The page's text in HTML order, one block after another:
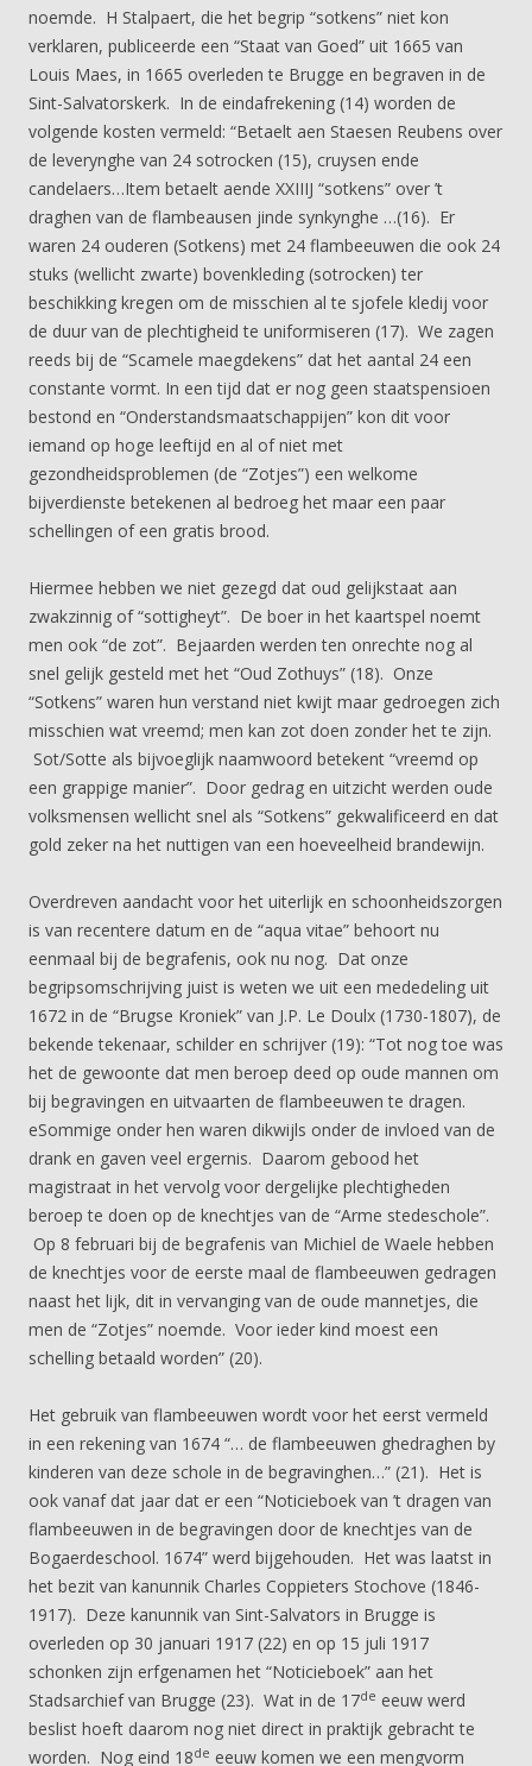
noemde. H Stalpaert, die het begrip “sotkens” niet kon
verklaren, publiceerde een “Staat van Goed” uit 1665 van
Louis Maes, in 1665 overleden te Brugge en begraven in de
Sint-Salvatorskerk. In de eindafrekening (14) worden de
volgende kosten vermeld: “Betaelt aen Staesen Reubens over
de leverynghe van 24 sotrocken (15), cruysen ende
candelaers…Item betaelt aende XXIIIJ “sotkens” over ’t
draghen van de flambeausen jinde synkynghe …(16). Er
waren 24 ouderen (Sotkens) met 24 flambeeuwen die ook 24
stuks (wellicht zwarte) bovenkleding (sotrocken) ter
beschikking kregen om de misschien al te sjofele kledij voor
de duur van de plechtigheid te uniformiseren (17). We zagen
reeds bij de “Scamele maegdekens” dat het aantal 24 een
constante vormt. In een tijd dat er nog geen staatspensioen
bestond en “Onderstandsmaatschappijen” kon dit voor
iemand op hoge leeftijd en al of niet met
gezondheidsproblemen (de “Zotjes”) een welkome
bijverdienste betekenen al bedroeg het maar een paar
schellingen of een gratis brood.
Hiermee hebben we niet gezegd dat oud gelijkstaat aan
zwakzinnig of “sottigheyt”. De boer in het kaartspel noemt
men ook “de zot”. Bejaarden werden ten onrechte nog al
snel gelijk gesteld met het “Oud Zothuys” (18). Onze
“Sotkens” waren hun verstand niet kwijt maar gedroegen zich
misschien wat vreemd; men kan zot doen zonder het te zijn.
Sot/Sotte als bijvoeglijk naamwoord betekent “vreemd op
een grappige manier”. Door gedrag en uitzicht werden oude
volksmensen wellicht snel als “Sotkens” gekwalificeerd en dat
gold zeker na het nuttigen van een hoeveelheid brandewijn.
Overdreven aandacht voor het uiterlijk en schoonheidszorgen
is van recentere datum en de “aqua vitae” behoort nu
eenmaal bij de begrafenis, ook nu nog. Dat onze
begripsomschrijving juist is weten we uit een mededeling uit
1672 in de “Brugse Kroniek” van J.P. Le Doulx (1730-1807), de
bekende tekenaar, schilder en schrijver (19): “Tot nog toe was
het de gewoonte dat men beroep deed op oude mannen om
bij begravingen en uitvaarten de flambeeuwen te dragen.
eSommige onder hen waren dikwijls onder de invloed van de
drank en gaven veel ergernis. Daarom gebood het
magistraat in het vervolg voor dergelijke plechtigheden
beroep te doen op de knechtjes van de “Arme stedeschole”.
Op 8 februari bij de begrafenis van Michiel de Waele hebben
de knechtjes voor de eerste maal de flambeeuwen gedragen
naast het lijk, dit in vervanging van de oude mannetjes, die
men de “Zotjes” noemde. Voor ieder kind moest een
schelling betaald worden” (20).
Het gebruik van flambeeuwen wordt voor het eerst vermeld
in een rekening van 1674 “… de flambeeuwen ghedraghen by
kinderen van deze schole in de begravinghen…” (21). Het is
ook vanaf dat jaar dat er een “Noticieboek van ’t dragen van
flambeeuwen in de begravingen door de knechtjes van de
Bogaerdeschool. 1674” werd bijgehouden. Het was laatst in
het bezit van kanunnik Charles Coppieters Stochove (1846-
1917). Deze kanunnik van Sint-Salvators in Brugge is
overleden op 30 januari 1917 (22) en op 15 juli 1917
schonken zijn erfgenamen het “Noticieboek” aan het
Stadsarchief van Brugge (23). Wat in de 17de eeuw werd
beslist hoeft daarom nog niet direct in praktijk gebracht te
worden. Nog eind 18de eeuw komen we een mengvorm